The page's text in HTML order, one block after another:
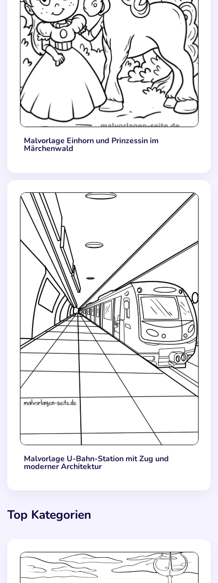
Malvorlage Einhorn und Prinzessin im
Märchenwald
Malvorlage U-Bahn-Station mit Zug und
moderner Architektur
Top Kategorien